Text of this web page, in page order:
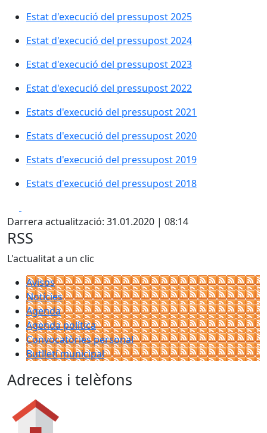
Estat d'execució del pressupost 2025
Estat d'execució del pressupost 2024
Estat d'execució del pressupost 2023
Estat d'execució del pressupost 2022
Estats d'execució del pressupost 2021
Estats d'execució del pressupost 2020
Estats d'execució del pressupost 2019
Estats d'execució del pressupost 2018
Darrera actualització: 31.01.2020 | 08:14
RSS
L'actualitat a un clic
Avisos
Notícies
Agenda
Agenda política
Convocatòries personal
Butlletí municipal
Adreces i telèfons